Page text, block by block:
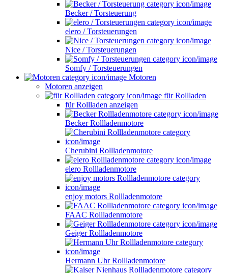
Becker / Torsteuerung
elero / Torsteuerungen
Nice / Torsteuerungen
Somfy / Torsteuerungen
Motoren
Motoren anzeigen
für Rollladen
für Rollladen anzeigen
Becker Rollladenmotore
Cherubini Rollladenmotore
elero Rollladenmotore
enjoy motors Rollladenmotore
FAAC Rollladenmotore
Geiger Rollladenmotore
Hermann Uhr Rollladenmotore